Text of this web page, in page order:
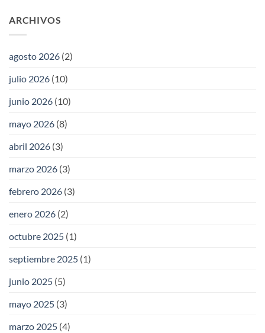
ARCHIVOS
agosto 2026 (2)
julio 2026 (10)
junio 2026 (10)
mayo 2026 (8)
abril 2026 (3)
marzo 2026 (3)
febrero 2026 (3)
enero 2026 (2)
octubre 2025 (1)
septiembre 2025 (1)
junio 2025 (5)
mayo 2025 (3)
marzo 2025 (4)